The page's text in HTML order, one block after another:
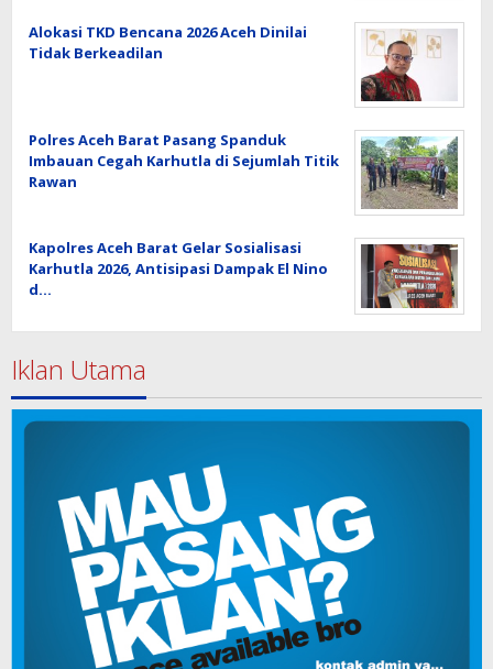
Alokasi TKD Bencana 2026 Aceh Dinilai
Tidak Berkeadilan
Polres Aceh Barat Pasang Spanduk
Imbauan Cegah Karhutla di Sejumlah Titik
Rawan
Kapolres Aceh Barat Gelar Sosialisasi
Karhutla 2026, Antisipasi Dampak El Nino
d…
Iklan Utama